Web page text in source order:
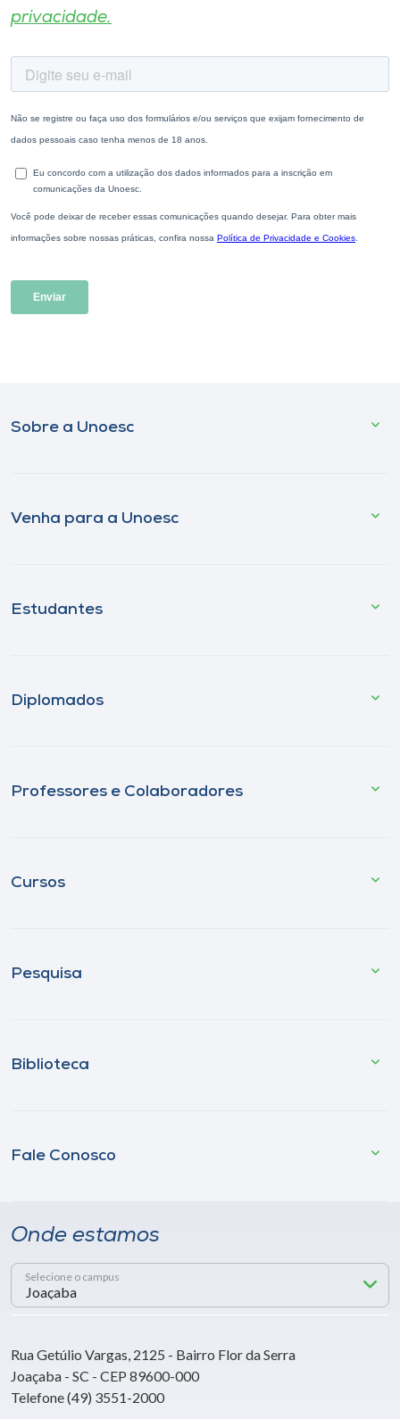
privacidade.
Sobre a Unoesc
Venha para a Unoesc
Estudantes
Diplomados
Professores e Colaboradores
Cursos
Pesquisa
Biblioteca
Fale Conosco
Onde estamos
Selecione o campus
Rua Getúlio Vargas, 2125 - Bairro Flor da Serra
Joaçaba - SC - CEP 89600-000
Telefone (49) 3551-2000